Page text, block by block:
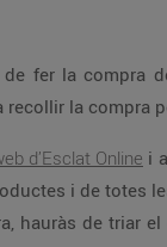
fer la compra
la compra
d’Esclat Online i
i de totes
hauràs de triar